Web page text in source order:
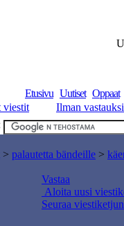
Etusivu Uutiset Oppaat
viestit Ilman
> palautetta bändeille >
Vastaa
Aloita uusi
Seuraa